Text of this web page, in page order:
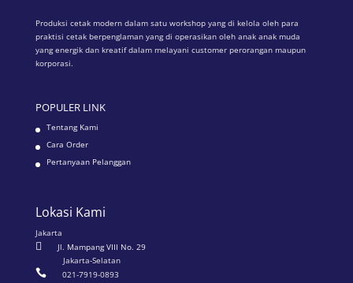
Produksi cetak modern dalam satu workshop yang di kelola oleh para
praktisi cetak berpenglaman yang di operasikan oleh anak anak muda
yang energik dan kreatif dalam melayani customer perorangan maupun
korporasi.
POPULER LINK
Tentang Kami
Cara Order
Pertanyaan Pelanggan
Lokasi Kami
Jakarta

Jl. Mampang VIII No. 29
Jakarta-Selatan

021-7919-0893